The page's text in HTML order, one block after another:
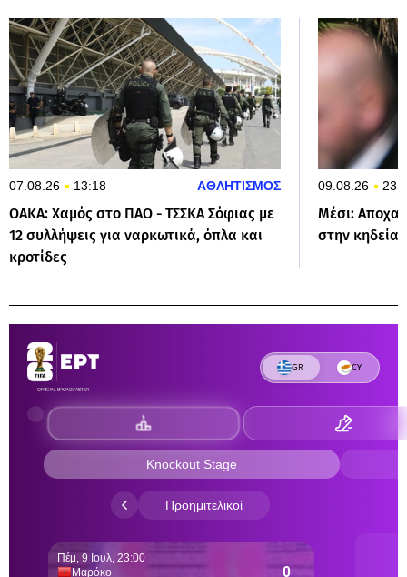
07.08.26 13:18 ΑΘΛΗΤΙΣΜΟΣ
ΟΑΚΑ: Χαμός στο ΠΑΟ - ΤΣΣΚΑ Σόφιας με
12 συλλήψεις για ναρκωτικά, όπλα και
κροτίδες
09.08.26
Μέσι:
στην κηδεία